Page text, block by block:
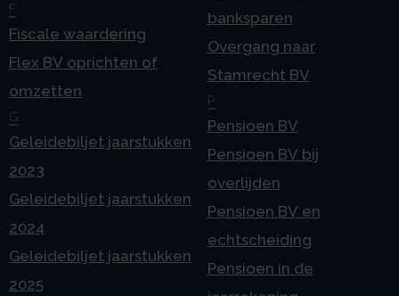
F
Fiscale waardering
Flex BV oprichten of
omzetten
G
Geleidebiljet jaarstukken
2023
Geleidebiljet jaarstukken
2024
Geleidebiljet jaarstukken
2025
banksparen
Overgang naar
Stamrecht BV
P
Pensioen BV
Pensioen BV bij
overlijden
Pensioen BV en
echtscheiding
Pensioen in de